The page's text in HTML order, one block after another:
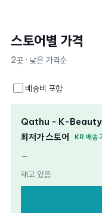
스토어별 가격
2곳 · 낮은 가격순
배송비 포함
Qathu - K-
최저가 스토어 KR 배송
—
재고 있음